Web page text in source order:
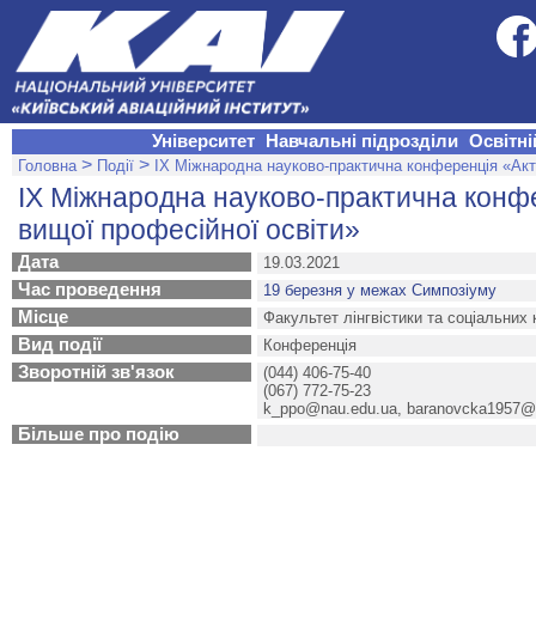
Університет Навчальні підрозділи
Головна > Події > ІX Міжнародна науково-практична конференція
ІX Міжнародна науково-практична
вищої професійної освіти»
Дата 19.03.2021
Час проведення 19 березня у межах Симпозіуму
Місце Факультет лінгвістики та соціальних
Вид події Конференція
Зворотній зв'язок
(044) 406-75-40
(067) 772-75-23
k_pро@nau.edu.ua,
Більше про подію